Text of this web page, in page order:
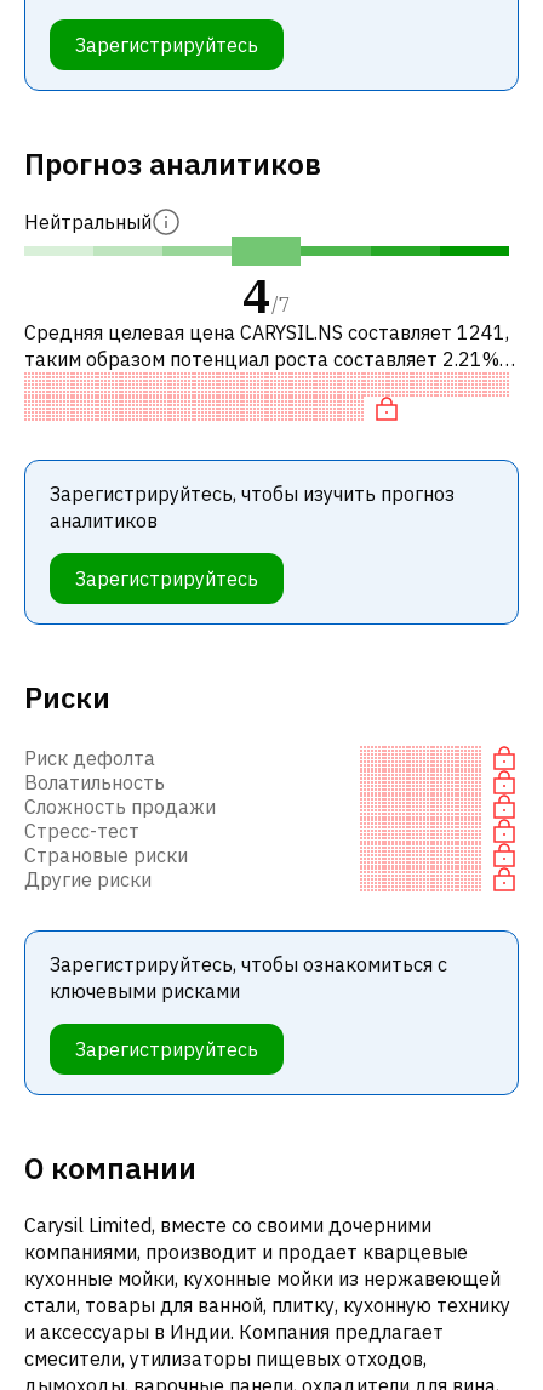
Риски
Риск дефолта
Волатильность
Сложность продажи
Стресс-тест
Страновые риски
Другие риски
Зарегистрируйтесь, чтобы ознакомиться с
ключевыми рисками
Зарегистрируйтесь
О компании
Carysil Limited, вместе со своими дочерними
компаниями, производит и продает кварцевые
кухонные мойки, кухонные мойки из нержавеющей
стали, товары для ванной, плитку, кухонную технику
и аксессуары в Индии. Компания предлагает
смесители, утилизаторы пищевых отходов,
дымоходы, варочные панели, охладители для вина,
Зарегистрируйтесь
Прогноз аналитиков
Нейтральный
4/7
Средняя целевая цена CARYSIL.NS составляет 1241,
таким образом потенциал роста составляет 2.21%.
Обычно это означает рекомендацию «ДЕРЖАТЬ»
среди инвестиционных компаний.
Зарегистрируйтесь, чтобы изучить прогноз
аналитиков
Зарегистрируйтесь